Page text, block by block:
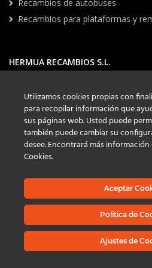
Recambios de autobuses
Recambios para plataformas y
HERMUA RECAMBIOS S.L.
01015 Vitoria-Gasteiz (Alava)
hermua-vitoria@grupohermua.com
ÁLAVA 945 270 233
GIPUZKOA 943 667 657
NAVARRA 948 321 777
CANTABRIA 942 410 323
HERMUA RECAMBIOS SL. TODOS
Utilizamos cookies propias con
para recopilar información que
sus páginas web. Usted puede
también puede cambiar su
desee. Encontrará más
Cookies.
Aceptar
Política de
Ajustes de